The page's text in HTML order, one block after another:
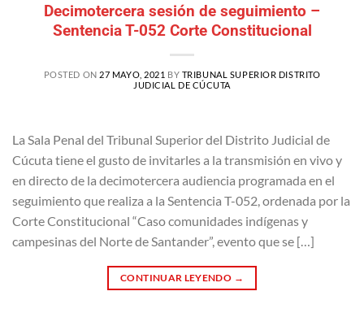
Decimotercera sesión de seguimiento –
Sentencia T-052 Corte Constitucional
POSTED ON 27 MAYO, 2021 BY TRIBUNAL SUPERIOR DISTRITO
JUDICIAL DE CÚCUTA
La Sala Penal del Tribunal Superior del Distrito Judicial de
Cúcuta tiene el gusto de invitarles a la transmisión en vivo y
en directo de la decimotercera audiencia programada en el
seguimiento que realiza a la Sentencia T-052, ordenada por la
Corte Constitucional “Caso comunidades indígenas y
campesinas del Norte de Santander”, evento que se […]
CONTINUAR LEYENDO →